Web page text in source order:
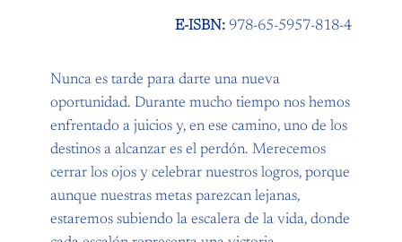
E-ISBN: 978-65-5957-818-4
Nunca es tarde para darte una nueva
oportunidad. Durante mucho tiempo nos hemos
enfrentado a juicios y, en ese camino, uno de los
destinos a alcanzar es el perdón. Merecemos
cerrar los ojos y celebrar nuestros logros, porque
aunque nuestras metas parezcan lejanas,
estaremos subiendo la escalera de la vida, donde